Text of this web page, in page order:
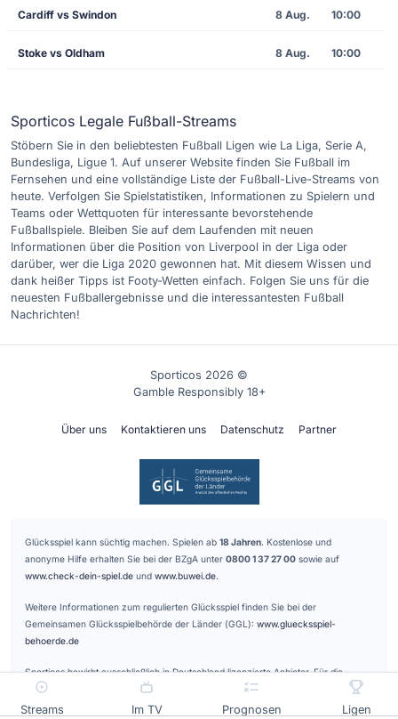
Streams Im TV Prognosen Ligen
Cardiff vs Swindon 8 Aug. 10:00
Stoke vs Oldham 8 Aug. 10:00
Sporticos Legale Fußball-Streams
Stöbern Sie in den beliebtesten Fußball Ligen wie La Liga, Serie A,
Bundesliga, Ligue 1. Auf unserer Website finden Sie Fußball im
Fernsehen und eine vollständige Liste der Fußball-Live-Streams von
heute. Verfolgen Sie Spielstatistiken, Informationen zu Spielern und
Teams oder Wettquoten für interessante bevorstehende
Fußballspiele. Bleiben Sie auf dem Laufenden mit neuen
Informationen über die Position von Liverpool in der Liga oder
darüber, wer die Liga 2020 gewonnen hat. Mit diesem Wissen und
dank heißer Tipps ist Footy-Wetten einfach. Folgen Sie uns für die
neuesten Fußballergebnisse und die interessantesten Fußball
Nachrichten!
Sporticos 2026 ©
Gamble Responsibly 18+
Über uns Kontaktieren uns Datenschutz Partner
Glücksspiel kann süchtig machen. Spielen ab 18 Jahren. Kostenlose und
anonyme Hilfe erhalten Sie bei der BZgA unter 0800 1 37 27 00 sowie auf
www.check-dein-spiel.de und www.buwei.de.
Weitere Informationen zum regulierten Glücksspiel finden Sie bei der
Gemeinsamen Glücksspielbehörde der Länder (GGL): www.gluecksspiel-
behoerde.de
Sporticos bewirbt ausschließlich in Deutschland lizenzierte Anbieter. Für die
Vermittlung der gelisteten Glücksspielanbieter erhalten wir eine Provision.